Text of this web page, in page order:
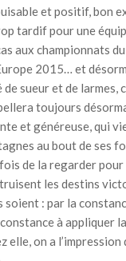
et positif, bon
tardif pour une
aux championnats
2015… et
sueur et de larmes,
toujours
et généreuse, qui
au bout de ses
de la regarder
les destins
soient : par la
à appliquer
elle, on a l’impression